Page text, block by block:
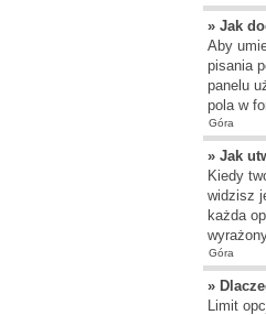
» Jak
Aby
pisania
panelu
pola w
Góra
» Jak
Kiedy
widzisz
każda
Góra
»
Limit